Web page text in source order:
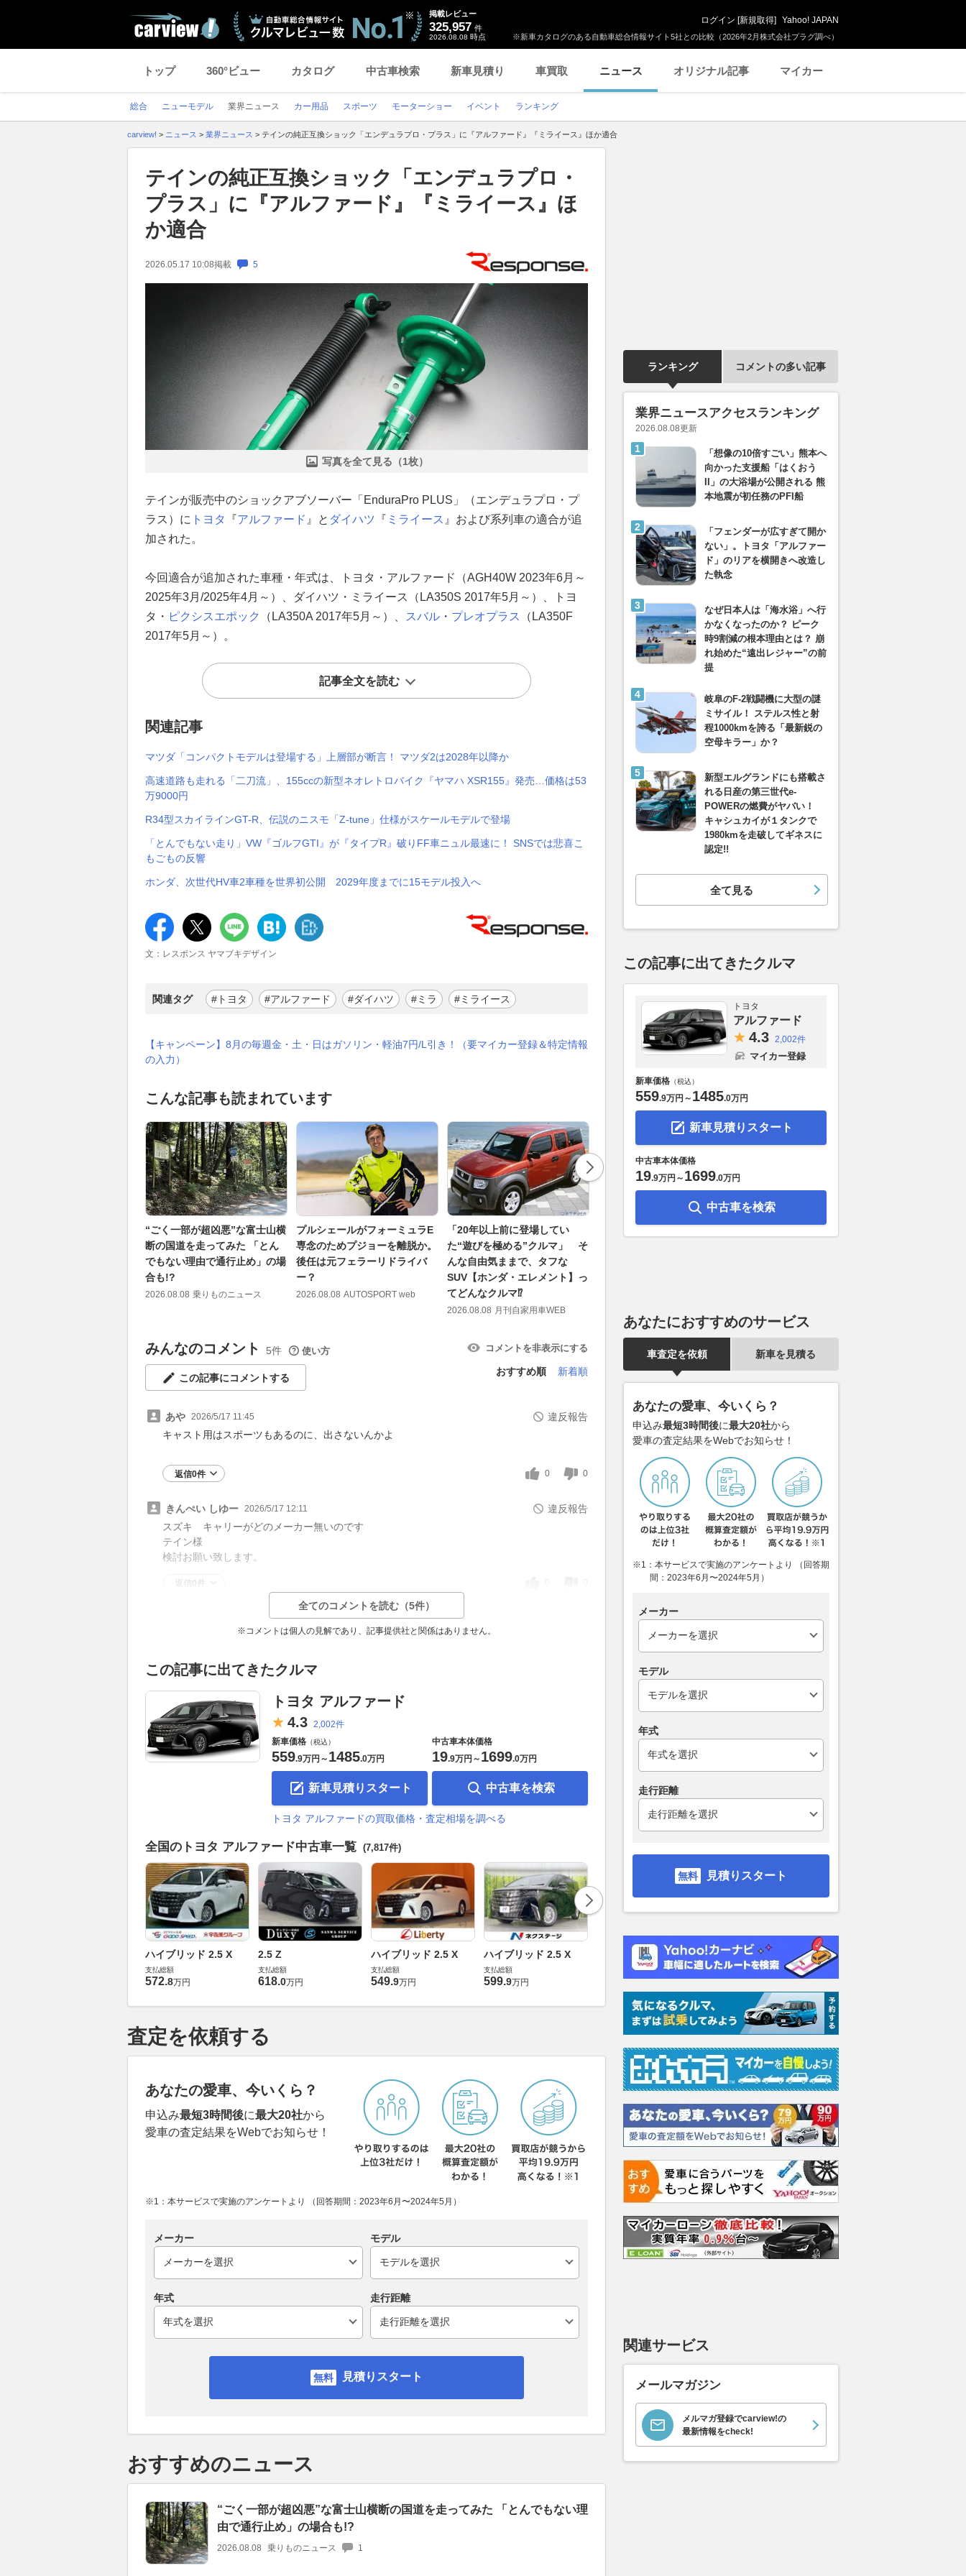
※新車カタログのある自動車総合情報サイト5社との比較（2026年2月株式会社プラグ調べ）
掲載レビュー
325,957 件
2026.08.08 時点
ログイン [新規取得] Yahoo! JAPAN
トップ 360°ビュー カタログ 中古車検索 新車見積り 車買取 ニュース オリジナル記事 マイカー
総合 ニューモデル 業界ニュース カー用品 スポーツ モーターショー イベント ランキング
carview! > ニュース > 業界ニュース > テインの純正互換ショック「エンデュラプロ・プラス」に『アルファード』『ミライース』ほか適合
テインの純正互換ショック「エンデュラプロ・
プラス」に『アルファード』『ミライース』ほ
か適合
2026.05.17 10:08掲載 5
写真を全て見る（1枚）
テインが販売中のショックアブソーバー「EnduraPro PLUS」（エンデュラプロ・プ
ラス）に トヨタ 『アルファード 』と ダイハツ 『 ミライース 』および系列車の適合が追
加された。
今回適合が追加された車種・年式は、トヨタ・アルファード（AGH40W 2023年6月～
2025年3月/2025年4月～）、ダイハツ・ミライース（LA350S 2017年5月～）、トヨ
タ・ ピクシスエポック （LA350A 2017年5月～）、 スバル ・ プレオプラス
（LA350F
2017年5月～）。
記事全文を読む
関連記事
マツダ「コンパクトモデルは登場する」上層部が断言！ マツダ2は2028年以降か
高速道路も走れる「二刀流」、155ccの新型ネオレトロバイク『ヤマハ XSR155』発売…価格は53
万9000円
R34型スカイラインGT-R、伝説のニスモ「Z-tune」仕様がスケールモデルで登場
「とんでもない走り」VW『ゴルフGTI』が『タイプR』破りFF車ニュル最速に！ SNSでは悲喜こ
もごもの反響
ホンダ、次世代HV車2車種を世界初公開 2029年度までに15モデル投入へ
文：レスポンス ヤマブキデザイン
関連タグ #トヨタ #アルファード #ダイハツ #ミラ #ミライース
【キャンペーン】8月の毎週金・土・日はガソリン・軽油7円/L引き！（要マイカー登録＆特定情報
の入力）
こんな記事も読まれています
“ごく一部が超凶悪”な富士山横
断の国道を走ってみた 「とん
でもない理由で通行止め」の場
合も!?
2026.08.08 乗りものニュース
プルシェールがフォーミュラE
専念のためプジョーを離脱か。
後任は元フェラーリドライバ
ー？
2026.08.08 AUTOSPORT web
「20年以上前に登場してい
た“遊びを極める”クルマ」 そ
んな自由気ままで、タフな
SUV【ホンダ・エレメント】っ
てどんなクルマ⁉︎
2026.08.08 月刊自家用車WEB
みんなのコメント 5件 使い方 コメントを非表示にする
この記事にコメントする
おすすめ順 新着順
あや 2026/5/17 11:45
違反報告
キャスト用はスポーツもあるのに、出さないんかよ
返信0件 0 0
きんぺい しゆー 2026/5/17 12:11
違反報告
スズキ キャリーがどのメーカー無いのです
テイン様
検討お願い致します。
返信0件
全てのコメントを読む（5件）
※コメントは個人の見解であり、記事提供社と関係はありません。
この記事に出てきたクルマ
トヨタ アルファード
4.3 2,002件
新車価格 （税込）
559.9万円 ～ 1485.0万円
新車見積りスタート
中古車本体価格
19.9万円 ～ 1699.0万円
中古車を検索
トヨタ アルファードの買取価格・査定相場を調べる
全国のトヨタ アルファード中古車一覧 (7,817件)
ハイブリッド 2.5 X
支払総額
572.8万円
2.5 Z
支払総額
618.0万円
ハイブリッド 2.5 X
支払総額
549.9万円
ハイブリッド 2.5 X
支払総額
599.9万円
ハイブリッド 2.5 X
0万円
ハイブリッド 2.5 X
支払総額
585.9万円
ハイブリッド 2.5 X
支払総額
668
査定を依頼する
あなたの愛車、今いくら？
申込み最短3時間後に最大20社から
愛車の査定結果をWebでお知らせ！
※1：本サービスで実施のアンケートより （回答期間：2023年6月〜2024年5月）
メーカー モデル
年式 走行距離
見積りスタート
おすすめのニュース
“ごく一部が超凶悪”な富士山横断の国道を走ってみた 「とんでもない理
由で通行止め」の場合も!?
2026.08.08 乗りものニュース 1
ランキング コメントの多い記事
業界ニュースアクセスランキング
2026.08.08更新
「想像の10倍すごい」熊本へ
向かった支援船「はくおう
II」の大浴場が公開される 熊
本地震が初任務のPFI船
「フェンダーが広すぎて開か
ない」。トヨタ「アルファー
ド」のリアを横開きへ改造し
た執念
なぜ日本人は「海水浴」へ行
かなくなったのか？ ピーク
時9割減の根本理由とは？ 崩
れ始めた“遠出レジャー”の前
提
岐阜のF-2戦闘機に大型の謎
ミサイル！ ステルス性と射
程1000kmを誇る「最新鋭の
空母キラー」か？
新型エルグランドにも搭載さ
れる日産の第三世代e-
POWERの燃費がヤバい！
キャシュカイが１タンクで
1980kmを走破してギネスに
認定!!
全て見る
この記事に出てきたクルマ
トヨタ
アルファード
4.3 2,002件
マイカー登録
新車価格 （税込）
559.9万円 ～ 1485.0万円
新車見積りスタート
中古車本体価格
19.9万円 ～ 1699.0万円
中古車を検索
あなたにおすすめのサービス
車査定を依頼 新車を見積る
あなたの愛車、今いくら？
申込み最短3時間後に最大20社から
愛車の査定結果をWebでお知らせ！
※1：本サービスで実施のアンケートより （回答期
間：2023年6月〜2024年5月）
メーカー
モデル
年式
走行距離
見積りスタート
関連サービス
メールマガジン
メルマガ登録でcarview!の
最新情報をcheck!